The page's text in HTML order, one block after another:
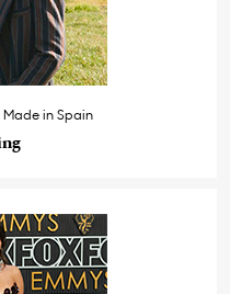
in Spain